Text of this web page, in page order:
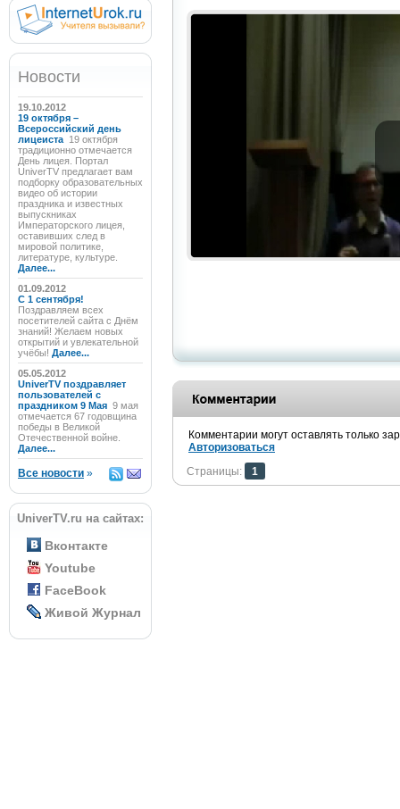
Новости
19.10.2012
19 октября –
Всероссийский день
лицеиста 19 октября
традиционно отмечается
День лицея. Портал
UniverTV предлагает вам
подборку образовательных
видео об истории
праздника и известных
выпускниках
Императорского лицея,
оставивших след в
мировой политике,
литературе, культуре.
Далее...
01.09.2012
C 1 сентября!
Поздравляем всех
посетителей сайта с Днём
знаний! Желаем новых
открытий и увлекательной
учёбы! Далее...
05.05.2012
UniverTV поздравляет
пользователей с
праздником 9 Мая 9 мая
отмечается 67 годовщина
победы в Великой
Отечественной войне.
Далее...
Все новости »
UniverTV.ru на сайтах:
Вконтакте
Youtube
FaceBook
Живой Журнал
Комментарии могут оставлять только
Авторизоваться
Страницы:
1